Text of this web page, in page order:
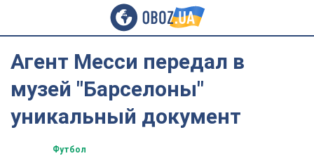
Агент Месси передал в
музей "Барселоны"
уникальный документ
Футбол